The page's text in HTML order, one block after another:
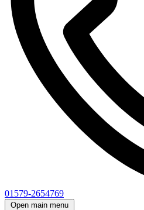
01579-2654769
Open main menu